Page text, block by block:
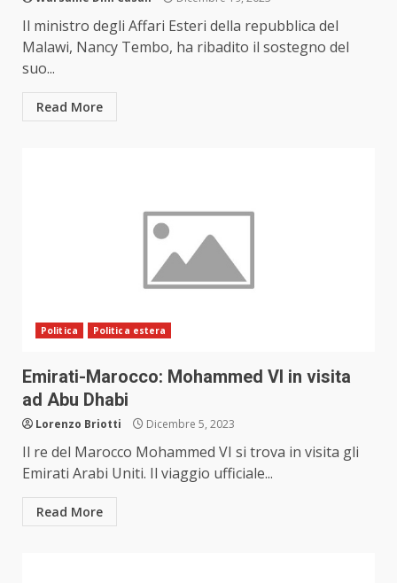
Il ministro degli Affari Esteri della repubblica del
Malawi, Nancy Tembo, ha ribadito il sostegno del
suo...
Read More
Politica Politica estera
Emirati-Marocco: Mohammed VI in visita
ad Abu Dhabi
Lorenzo Briotti Dicembre 5, 2023
Il re del Marocco Mohammed VI si trova in visita gli
Emirati Arabi Uniti. Il viaggio ufficiale...
Read More